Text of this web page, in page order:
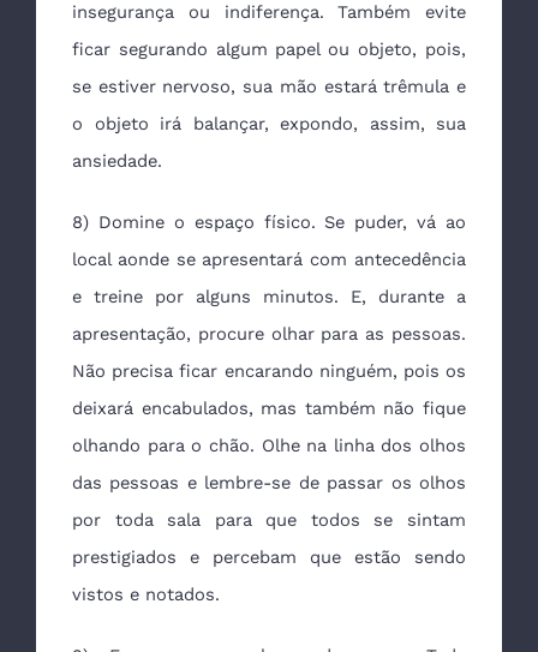
insegurança ou indiferença. Também evite
ficar segurando algum papel ou objeto, pois,
se estiver nervoso, sua mão estará trêmula e
o objeto irá balançar, expondo, assim, sua
ansiedade.
8) Domine o espaço físico. Se puder, vá ao
local aonde se apresentará com antecedência
e treine por alguns minutos. E, durante a
apresentação, procure olhar para as pessoas.
Não precisa ficar encarando ninguém, pois os
deixará encabulados, mas também não fique
olhando para o chão. Olhe na linha dos olhos
das pessoas e lembre-se de passar os olhos
por toda sala para que todos se sintam
prestigiados e percebam que estão sendo
vistos e notados.